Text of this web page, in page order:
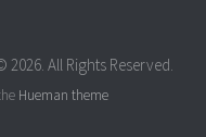
All Rights Reserved.
Hueman theme